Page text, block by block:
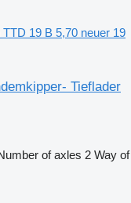
19 B 5,70 neuer 19
Tieflader
of axles 2 Way of